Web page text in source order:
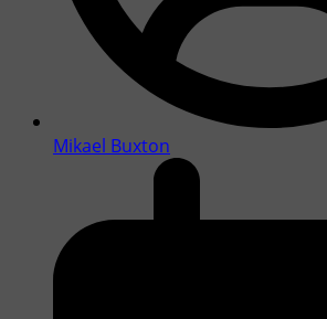
Mikael Buxton